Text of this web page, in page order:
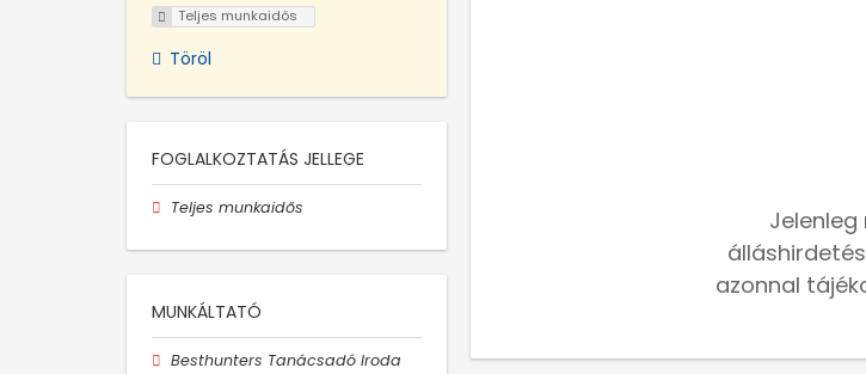
azonnal
Teljes munkaidős
Töröl
FOGLALKOZTATÁS JELLEGE
Teljes munkaidős
MUNKÁLTATÓ
Besthunters Tanácsadó Iroda